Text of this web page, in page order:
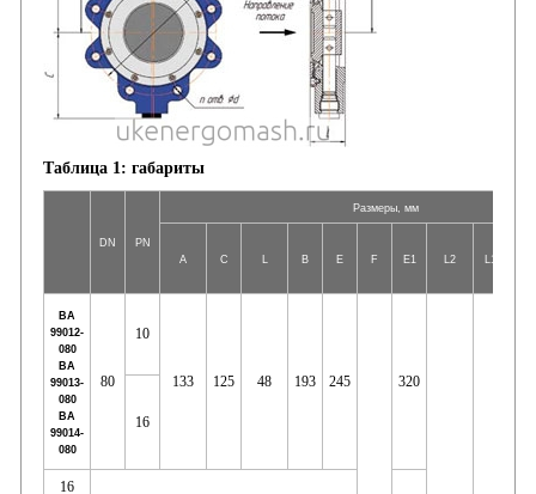
Таблица 1: габариты
DN PN
Размеры, мм
A С L В Е F Е1 L2 L1
ВА
99012-
080
ВА
99013-
080
ВА
99014-
080
80
10
133 125 48 193 245 320
16
16